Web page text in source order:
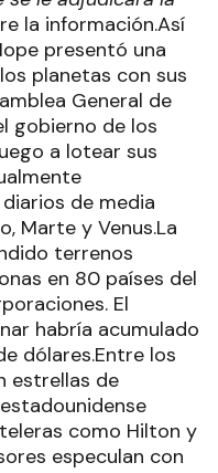
la información.Así
presentó una
planetas con sus
General de
gobierno de los
a lotear sus
de media
Marte y Venus.La
terrenos
en 80 países del
El
habría acumulado
dólares.Entre los
estrellas de
como Hilton y
especulan con